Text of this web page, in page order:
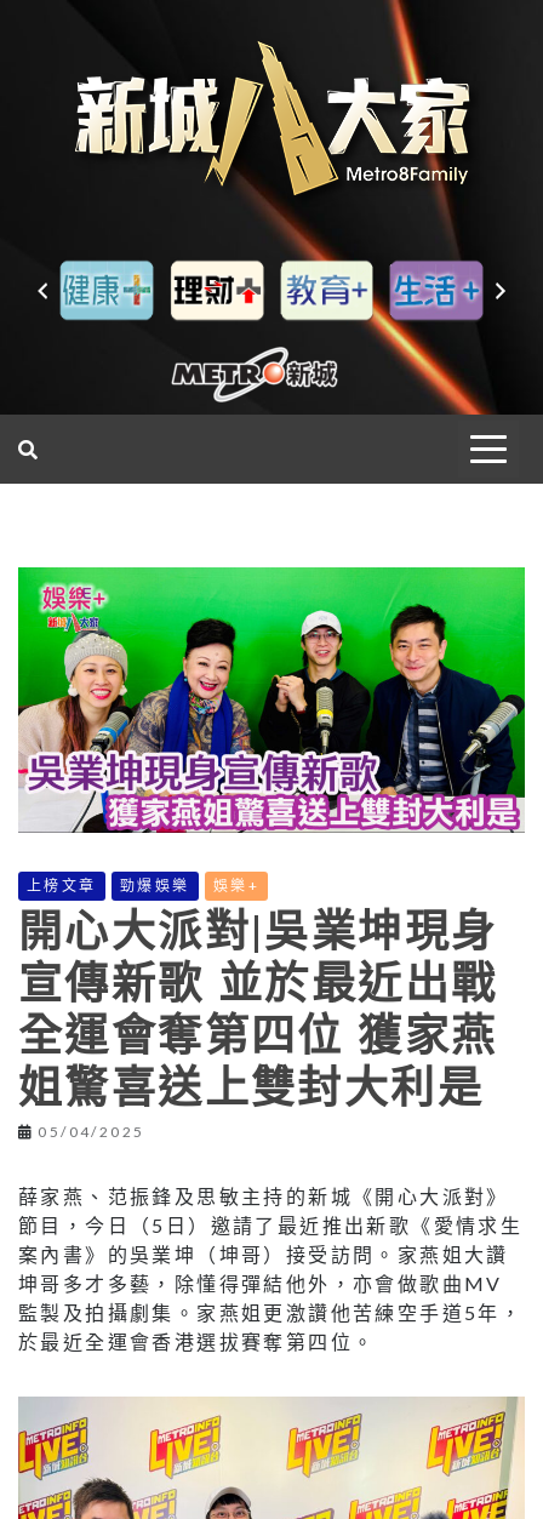
上榜文章 勁爆娛樂 娛樂+
開心大派對|吳業坤現身
宣傳新歌 並於最近出戰
全運會奪第四位 獲家燕
姐驚喜送上雙封大利是
05/04/2025
薛家燕、范振鋒及思敏主持的新城《開心大派對》
節目，今日（5日）邀請了最近推出新歌《愛情求生
案內書》的吳業坤（坤哥）接受訪問。家燕姐大讚
坤哥多才多藝，除懂得彈結他外，亦會做歌曲MV
監製及拍攝劇集。家燕姐更激讚他苦練空手道5年，
於最近全運會香港選拔賽奪第四位。